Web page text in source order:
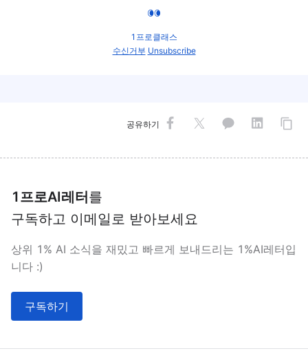
1프로클래스
수신거부 Unsubscribe
공유하기
1프로AI레터를
구독하고 이메일로 받아보세요
상위 1% AI 소식을 재밌고 빠르게 보내드리는 1%AI레터입
니다 :)
구독하기